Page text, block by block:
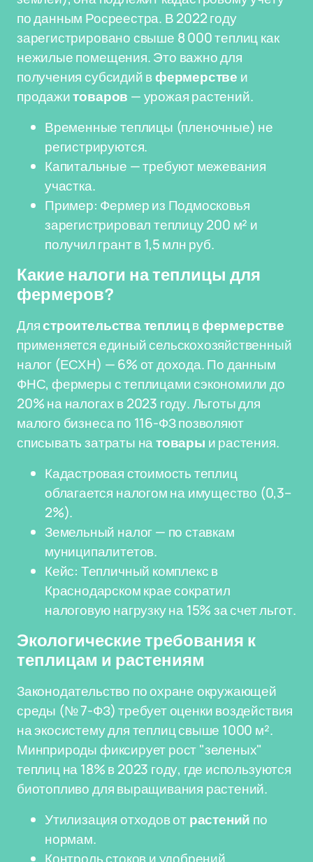
по данным Росреестра. В 2022 году
зарегистрировано свыше 8 000 теплиц как
нежилые помещения. Это важно для
получения субсидий вфермерстве и
продажитоваров — урожая растений.
Временные теплицы (пленочные) не
регистрируются.
Капитальные — требуют межевания
участка.
Пример: Фермер из Подмосковья
зарегистрировал теплицу 200 м² и
получил грант в 1,5 млн руб.
Какие налоги на теплицы для
фермеров?
Длястроительства теплицвфермерстве
применяется единый сельскохозяйственный
налог (ЕСХН) — 6% от дохода. По данным
ФНС, фермеры с теплицами сэкономили до
20% на налогах в 2023 году. Льготы для
малого бизнеса по 116-ФЗ позволяют
списывать затраты натовары и растения.
Кадастровая стоимость теплиц
облагается налогом на имущество (0,3–
2%).
Земельный налог — по ставкам
муниципалитетов.
Кейс: Тепличный комплекс в
Краснодарском крае сократил
налоговую нагрузку на 15% за счет льгот.
Экологические требования к
теплицам и растениям
Законодательство по охране окружающей
среды (№ 7-ФЗ) требует оценки воздействия
на экосистему для теплиц свыше 1000 м².
Минприроды фиксирует рост "зеленых"
теплиц на 18% в 2023 году, где используются
биотопливо для выращивания растений.
Утилизация отходов отрастений по
нормам.